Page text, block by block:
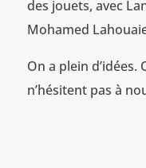
des jouets, avec
Mohamed
On a plein
n’hésitent pas à